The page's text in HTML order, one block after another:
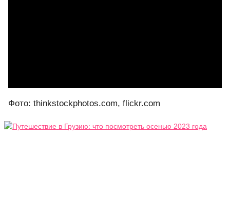
Фото: thinkstockphotos.com, flickr.com